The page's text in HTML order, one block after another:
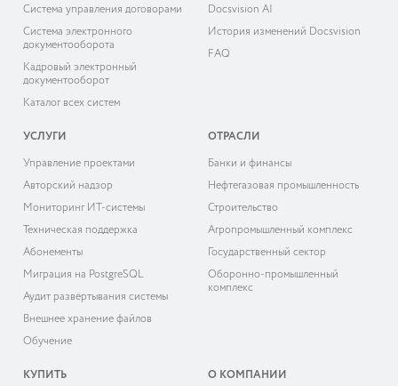
Система управления договорами
Система электронного
документооборота
Кадровый электронный
документооборот
Каталог всех систем
Docsvision AI
История изменений Docsvision
FAQ
УСЛУГИ
Управление проектами
Авторский надзор
Мониторинг ИТ-системы
Техническая поддержка
Абонементы
Миграция на PostgreSQL
Аудит развёртывания системы
Внешнее хранение файлов
Обучение
ОТРАСЛИ
Банки и финансы
Нефтегазовая промышленность
Строительство
Агропромышленный комплекс
Государственный сектор
Оборонно-промышленный
комплекс
КУПИТЬ О КОМПАНИИ